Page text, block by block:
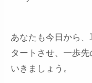
あなたも今日から
タートさせ、一歩
いきましょう。